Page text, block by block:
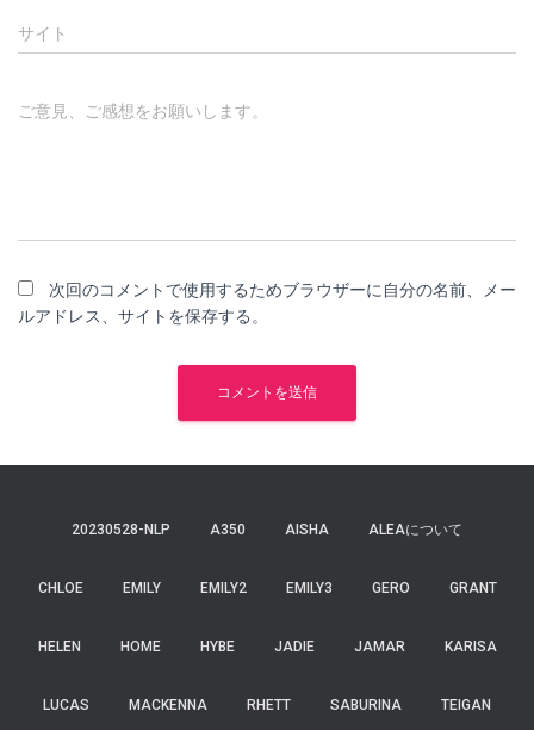
サイト
ご意見、ご感想をお願いします。
次回のコメントで使用するためブラウザーに自分の名前、メー
ルアドレス、サイトを保存する。
20230528-NLP A350 AISHA ALEAについて
CHLOE EMILY EMILY2 EMILY3 GERO GRANT
HELEN HOME HYBE JADIE JAMAR KARISA
LUCAS MACKENNA RHETT SABURINA TEIGAN